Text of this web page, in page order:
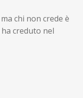
chi non crede è
creduto nel